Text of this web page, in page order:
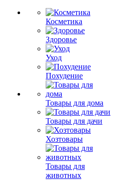
Косметика
Здоровье
Уход
Похудение
Товары для дома
Товары для дачи
Хозтовары
Товары для
животных